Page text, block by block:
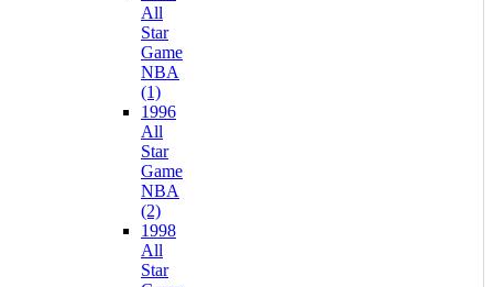
All
Star
Game
NBA
(1)
1996
All
Star
Game
NBA
(2)
1998
All
Star